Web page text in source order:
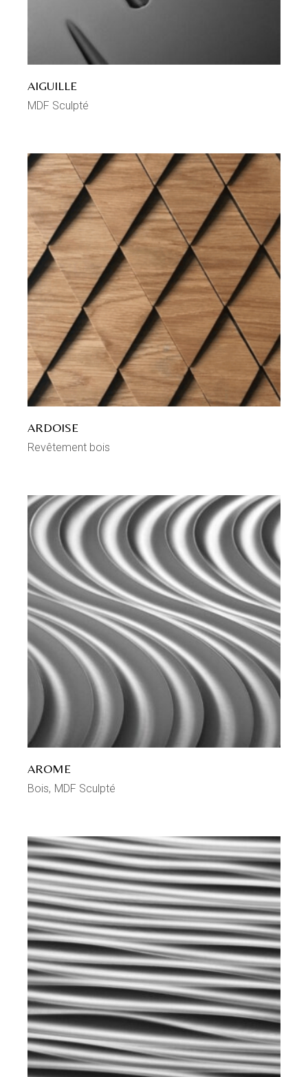
AIGUILLE
MDF Sculpté
ARDOISE
Revêtement bois
AROME
Bois MDF Sculpté